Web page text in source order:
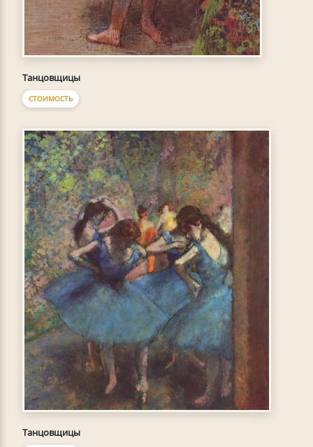
Танцовщицы
СТОИМОСТЬ
Танцовщицы